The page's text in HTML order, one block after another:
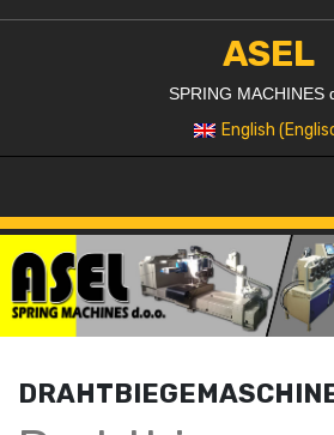
ASEL
SPRING MACHINES
English (